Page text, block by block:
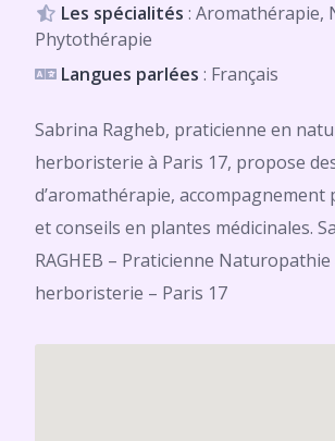
Les spécialités : Aromathérapie,
Phytothérapie
Langues parlées : Français
Sabrina Ragheb, praticienne en
herboristerie à Paris 17, propose
d’aromathérapie, accompagnement
et conseils en plantes médicinales.
RAGHEB – Praticienne Naturopathie
herboristerie – Paris 17